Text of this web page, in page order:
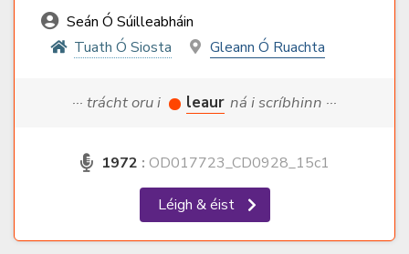
Seán Ó Súilleabháin
Tuath Ó Siosta
Gleann Ó Ruachta
··· trácht oru i leaur ná i scríbhinn ···
1972 : OD017723_CD0928_15c1
Léigh & éist